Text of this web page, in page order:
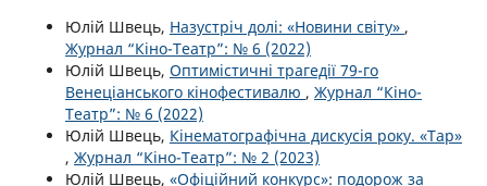
Юлій Швець, Назустріч долі: «Новини світу» ,
Журнал “Кіно-Театр”: № 6 (2022)
Юлій Швець, Оптимістичні трагедії 79-го
Венеціанського кінофестивалю , Журнал “Кіно-
Театр”: № 6 (2022)
Юлій Швець, Кінематографічна дискусія року. «Тар»
, Журнал “Кіно-Театр”: № 2 (2023)
Юлій Швець, «Офіційний конкурс»: подорож за